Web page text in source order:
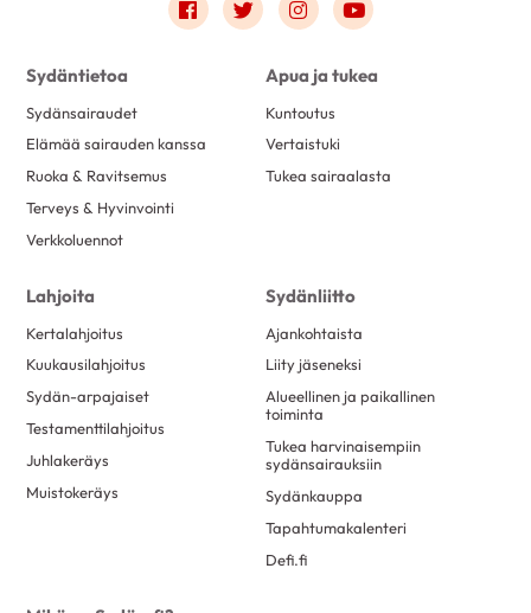
Link to facebook
Link to twitter
Link to instagram
Link to youtube
Sydäntietoa
Sydänsairaudet
Elämää sairauden kanssa
Ruoka & Ravitsemus
Terveys & Hyvinvointi
Verkkoluennot
Apua ja tukea
Kuntoutus
Vertaistuki
Tukea sairaalasta
Lahjoita
Kertalahjoitus
Kuukausilahjoitus
Sydän-arpajaiset
Testamenttilahjoitus
Juhlakeräys
Muistokeräys
Sydänliitto
Ajankohtaista
Liity jäseneksi
Alueellinen ja paikallinen
toiminta
Tukea harvinaisempiin
sydänsairauksiin
Sydänkauppa
Tapahtumakalenteri
Defi.fi